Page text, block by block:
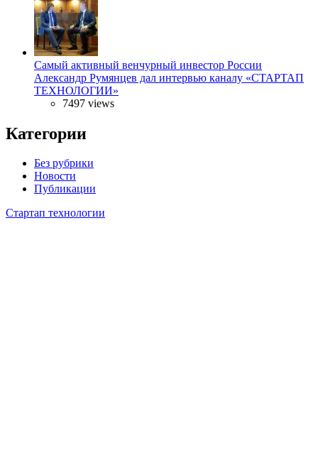
Самый активный венчурный инвестор России
Александр Румянцев дал интервью каналу «СТАРТАП
ТЕХНОЛОГИИ»
7497 views
Категории
Без рубрики
Новости
Публикации
Стартап технологии